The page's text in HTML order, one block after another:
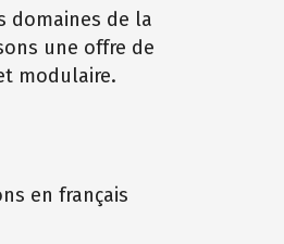
domaines de la
une offre de
modulaire.
en français